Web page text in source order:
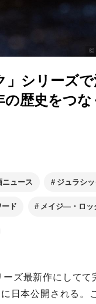
©
」シリーズ
の歴史をつ
ニュース ジュラシ
ド メイジ―・ロッ
ーズ最新作にして
日本公開される。